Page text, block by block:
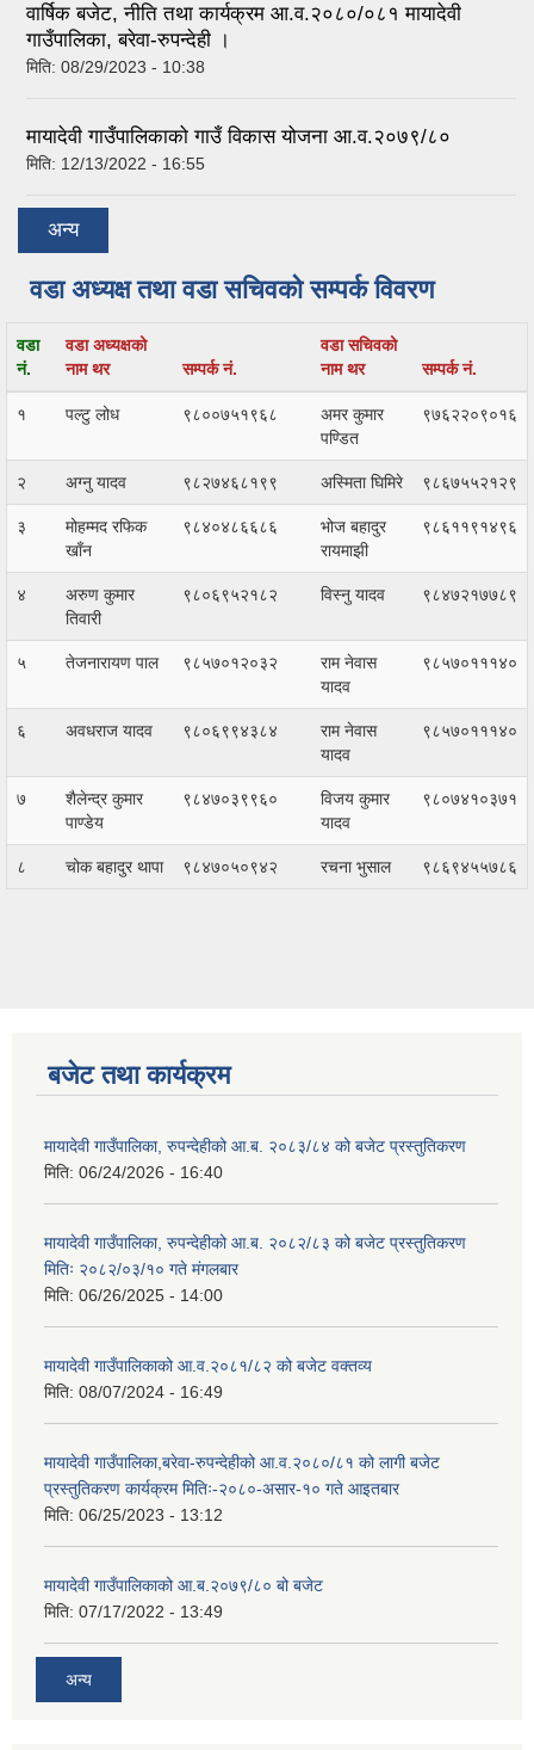
वार्षिक बजेट, नीति तथा कार्यक्रम आ.व.२०८०/०८१ मायादेवी
गाउँपालिका, बरेवा-रुपन्देही ।
मिति: 08/29/2023 - 10:38
मायादेवी गाउँपालिकाको गाउँ विकास योजना आ.व.२०७९/८०
मिति: 12/13/2022 - 16:55
अन्य
वडा अध्यक्ष तथा वडा सचिवको सम्पर्क विवरण
वडा
नं.
वडा अध्यक्षको
नाम थर
सम्पर्क नं.
वडा सचिवको
नाम थर
सम्पर्क नं.
१ पल्टु लोध ९८००७५१९६८
अमर कुमार
पण्डित
९७६२२०९०१६
२ अग्नु यादव ९८२७४६८१९९ अस्मिता घिमिरे ९८६७५५२१२९
३
मोहम्मद रफिक
खाँन
९८४०४८६६८६
भोज बहादुर
रायमाझी
९८६११९१४९६
४
अरुण कुमार
तिवारी
९८०६९५२१८२ विस्नु यादव ९८४७२१७७८९
५ तेजनारायण पाल ९८५७०१२०३२
राम नेवास
यादव
९८५७०१११४०
६ अवधराज यादव ९८०६९९४३८४
राम नेवास
यादव
९८५७०१११४०
७
शैलेन्द्र कुमार
पाण्डेय
९८४७०३९९६०
विजय कुमार
यादव
९८०७४१०३७१
८ चोक बहादुर थापा ९८४७०५०९४२ रचना भुसाल ९८६९४५५७८६
बजेट तथा कार्यक्रम
मायादेवी गाउँपालिका, रुपन्देहीको आ.ब. २०८३/८४ को बजेट प्रस्तुतिकरण
मिति: 06/24/2026 - 16:40
मायादेवी गाउँपालिका, रुपन्देहीको आ.ब. २०८२/८३ को बजेट प्रस्तुतिकरण
मितिः २०८२/०३/१० गते मंगलबार
मिति: 06/26/2025 - 14:00
मायादेवी गाउँपालिकाको आ.व.२०८१/८२ को बजेट वक्तव्य
मिति: 08/07/2024 - 16:49
मायादेवी गाउँपालिका,बरेवा-रुपन्देहीको आ.व.२०८०/८१ को लागी बजेट
प्रस्तुतिकरण कार्यक्रम मितिः-२०८०-असार-१० गते आइतबार
मिति: 06/25/2023 - 13:12
मायादेवी गाउँपालिकाको आ.ब.२०७९/८० बो बजेट
मिति: 07/17/2022 - 13:49
अन्य